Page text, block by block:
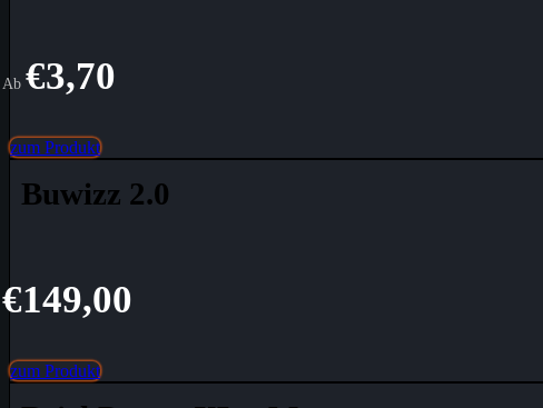
Ab €3,70
zum Produkt
Buwizz 2.0
€149,00
zum Produkt